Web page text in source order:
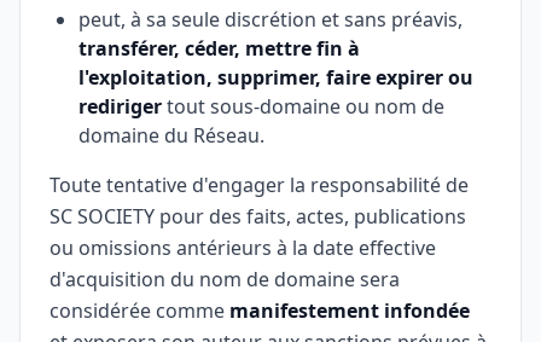
peut, à sa seule discrétion et sans préavis,
transférer, céder, mettre fin à
l'exploitation, supprimer, faire expirer ou
redirigertout sous-domaine ou nom de
domaine du Réseau.
Toute tentative d'engager la responsabilité de
SC SOCIETY pour des faits, actes, publications
ou omissions antérieurs à la date effective
d'acquisition du nom de domaine sera
considérée comme manifestement infondée